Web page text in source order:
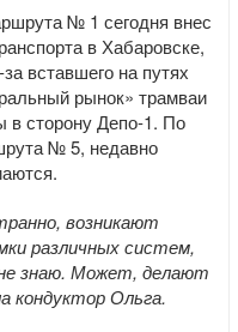
№ 1 сегодня внес
в Хабаровске,
вставшего на путях
рынок» трамваи
в сторону Депо-1. По
№ 5, недавно
возникают
различных систем,
не знаю. Может, делают
кондуктор Ольга.